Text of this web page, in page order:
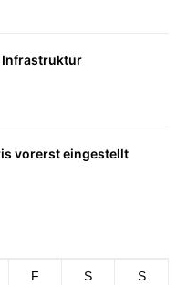
Infrastruktur
vorerst eingestellt
F S S